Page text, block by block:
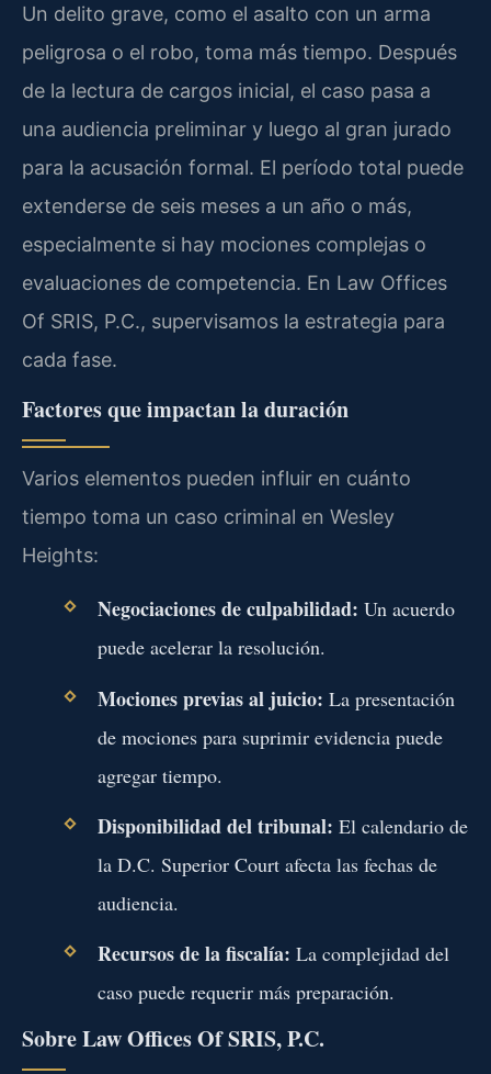
Un delito grave, como el asalto con un arma
peligrosa o el robo, toma más tiempo. Después
de la lectura de cargos inicial, el caso pasa a
una audiencia preliminar y luego al gran jurado
para la acusación formal. El período total puede
extenderse de seis meses a un año o más,
especialmente si hay mociones complejas o
evaluaciones de competencia. En Law Offices
Of SRIS, P.C., supervisamos la estrategia para
cada fase.
Factores que impactan la duración
Varios elementos pueden influir en cuánto
tiempo toma un caso criminal en Wesley
Heights:
Negociaciones de culpabilidad: Un acuerdo
puede acelerar la resolución.
Mociones previas al juicio: La presentación
de mociones para suprimir evidencia puede
agregar tiempo.
Disponibilidad del tribunal: El calendario de
la D.C. Superior Court afecta las fechas de
audiencia.
Recursos de la fiscalía: La complejidad del
caso puede requerir más preparación.
Sobre Law Offices Of SRIS, P.C.